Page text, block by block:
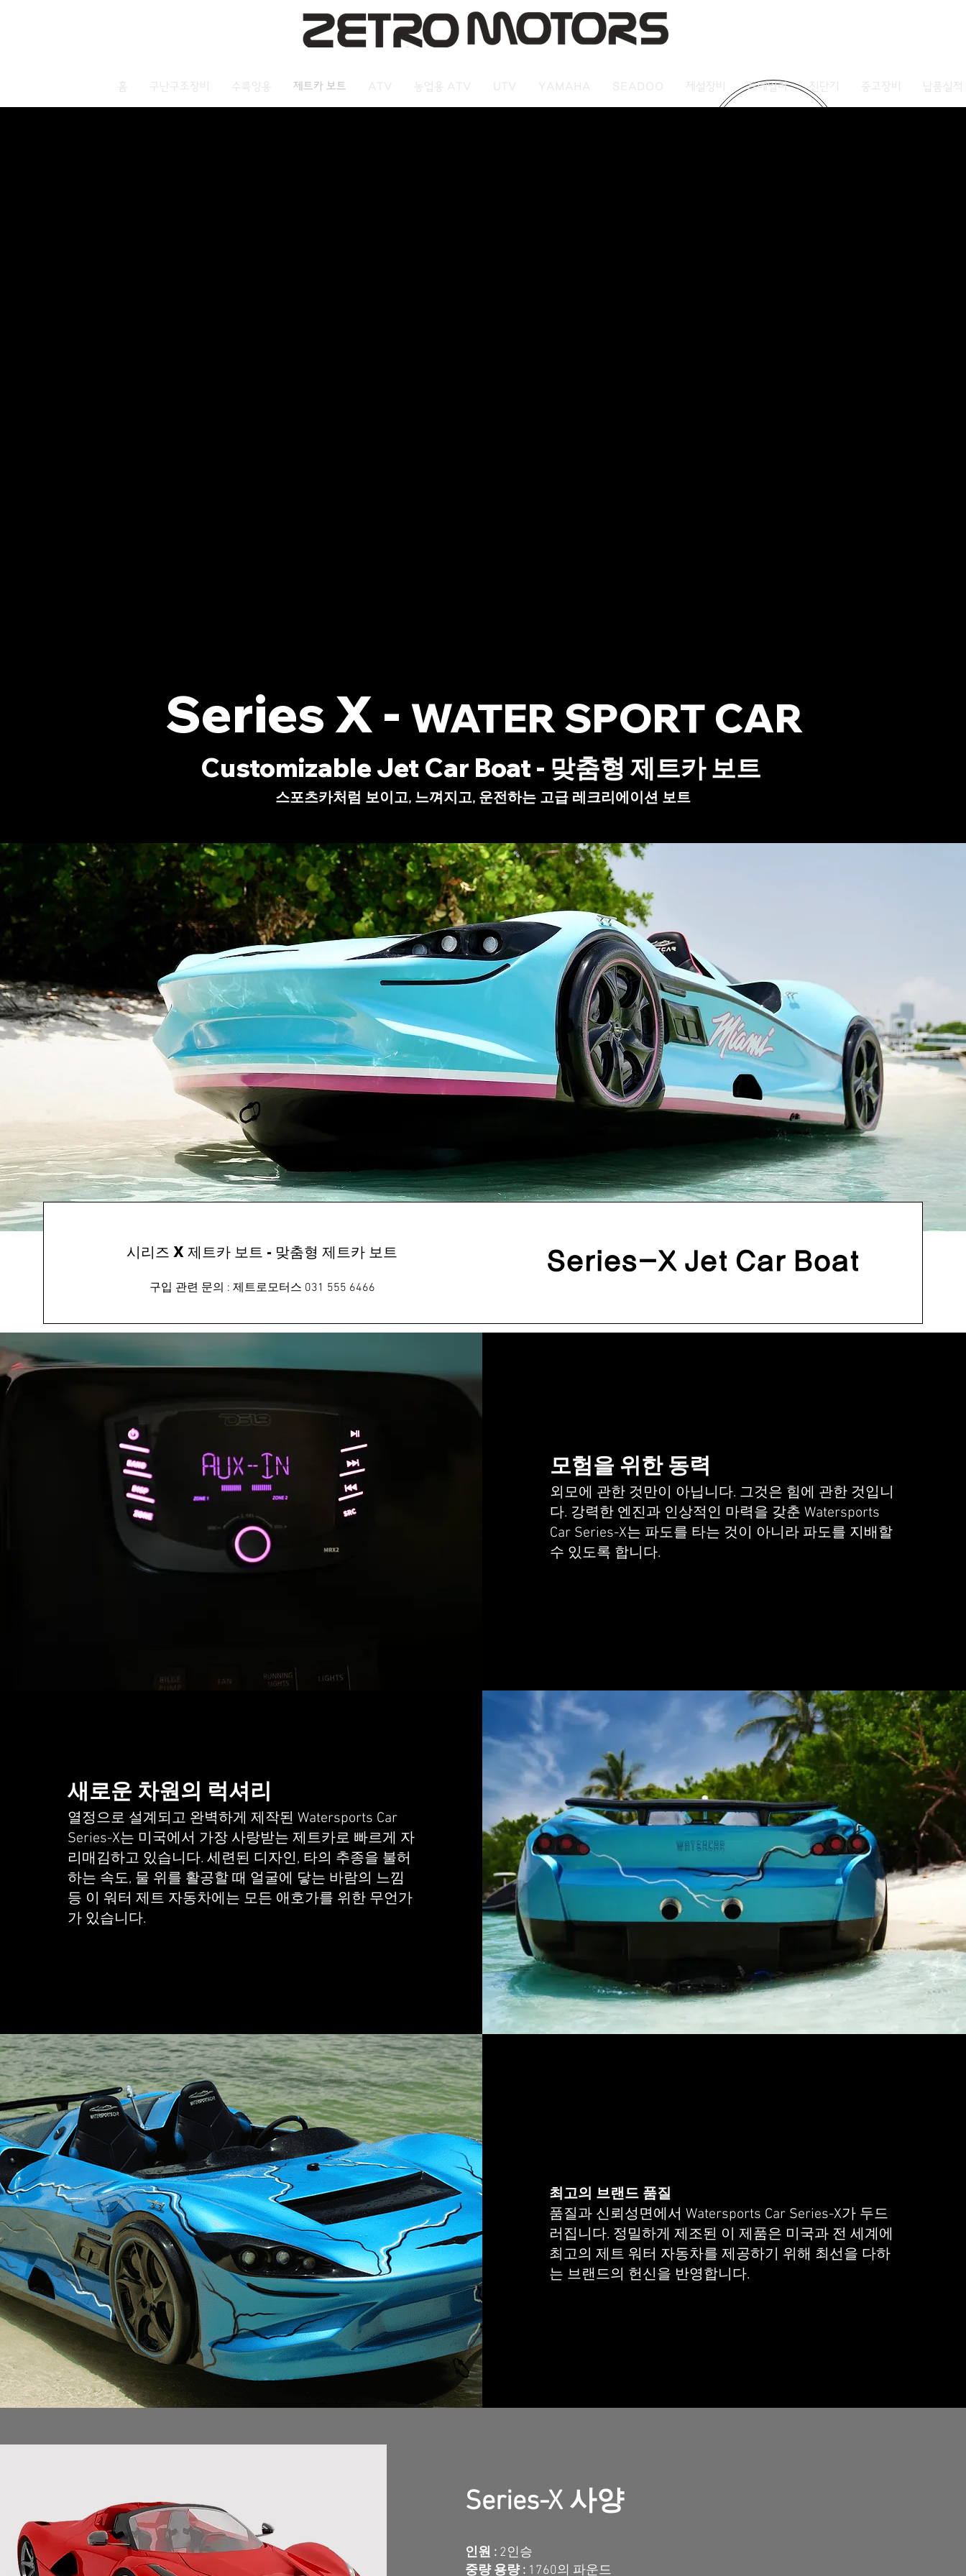
홈 구난구조장비 수륙양용 제트카 보트 ATV 농업용 ATV UTV YAMAHA SEADOO 제설장비 트레일러 진단기 중고장비 납품실적
Series X - WATER SPORT CAR
Customizable Jet Car Boat - 맞춤형 제트카 보트
스포츠카처럼 보이고, 느껴지고, 운전하는 고급 레크리에이션 보트
시리즈 X 제트카 보트 - 맞춤형 제트카 보트
구입 관련 문의 : 제트로모터스 031 555 6466
Series-X Jet Car Boat
모험을 위한 동력
외모에 관한 것만이 아닙니다. 그것은 힘에 관한 것입니
다. 강력한 엔진과 인상적인 마력을 갖춘 Watersports
Car Series-X는 파도를 타는 것이 아니라 파도를 지배할
수 있도록 합니다.
새로운 차원의 럭셔리
열정으로 설계되고 완벽하게 제작된 Watersports Car
Series-X는 미국에서 가장 사랑받는 제트카로 빠르게 자
리매김하고 있습니다. 세련된 디자인, 타의 추종을 불허
하는 속도, 물 위를 활공할 때 얼굴에 닿는 바람의 느낌
등 이 워터 제트 자동차에는 모든 애호가를 위한 무언가
가 있습니다.
최고의 브랜드 품질
품질과 신뢰성면에서 Watersports Car Series-X가 두드
러집니다. 정밀하게 제조된 이 제품은 미국과 전 세계에
최고의 제트 워터 자동차를 제공하기 위해 최선을 다하
는 브랜드의 헌신을 반영합니다.
Series-X 사양
인원 : 2인승
중량 용량 : 1760의 파운드